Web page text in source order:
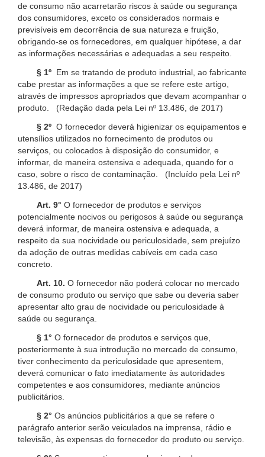
de consumo não acarretarão riscos à saúde ou segurança
dos consumidores, exceto os considerados normais e
previsíveis em decorrência de sua natureza e fruição,
obrigando-se os fornecedores, em qualquer hipótese, a dar
as informações necessárias e adequadas a seu respeito.
§ 1º Em se tratando de produto industrial, ao fabricante
cabe prestar as informações a que se refere este artigo,
através de impressos apropriados que devam acompanhar o
produto. (Redação dada pela Lei nº 13.486, de 2017)
§ 2º O fornecedor deverá higienizar os equipamentos e
utensílios utilizados no fornecimento de produtos ou
serviços, ou colocados à disposição do consumidor, e
informar, de maneira ostensiva e adequada, quando for o
caso, sobre o risco de contaminação. (Incluído pela Lei nº
13.486, de 2017)
Art. 9° O fornecedor de produtos e serviços
potencialmente nocivos ou perigosos à saúde ou segurança
deverá informar, de maneira ostensiva e adequada, a
respeito da sua nocividade ou periculosidade, sem prejuízo
da adoção de outras medidas cabíveis em cada caso
concreto.
Art. 10. O fornecedor não poderá colocar no mercado
de consumo produto ou serviço que sabe ou deveria saber
apresentar alto grau de nocividade ou periculosidade à
saúde ou segurança.
§ 1° O fornecedor de produtos e serviços que,
posteriormente à sua introdução no mercado de consumo,
tiver conhecimento da periculosidade que apresentem,
deverá comunicar o fato imediatamente às autoridades
competentes e aos consumidores, mediante anúncios
publicitários.
§ 2° Os anúncios publicitários a que se refere o
parágrafo anterior serão veiculados na imprensa, rádio e
televisão, às expensas do fornecedor do produto ou serviço.